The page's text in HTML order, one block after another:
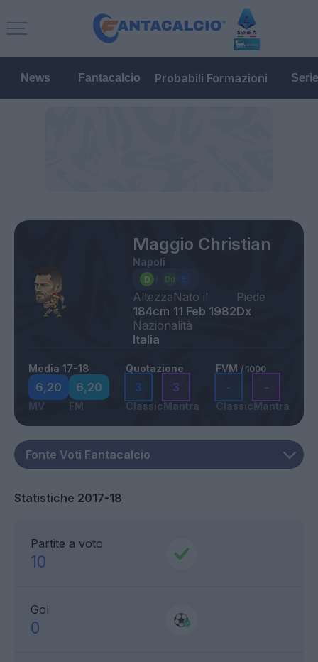
News Fantacalcio Probabili Formazioni
Maggio Christian
Napoli
Altezza
184cm
Nato il
11 Feb 1982
Piede
Dx
Nazionalità
Italia
Media 17-18
6,20
MV
6,20
FM
Quotazione
3
Classic
3
Mantra
FVM / 1000
-
Classic
-
Mantra
Statistiche 2017-18
Partite a voto
10
Gol
0